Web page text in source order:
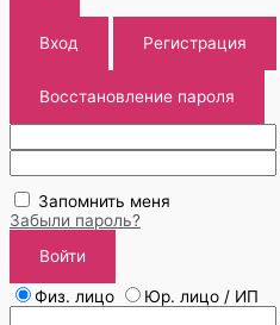
Вход Регистрация
Восстановление пароля
Запомнить меня
Забыли пароль?
Войти
Физ. лицо
Юр. лицо / ИП